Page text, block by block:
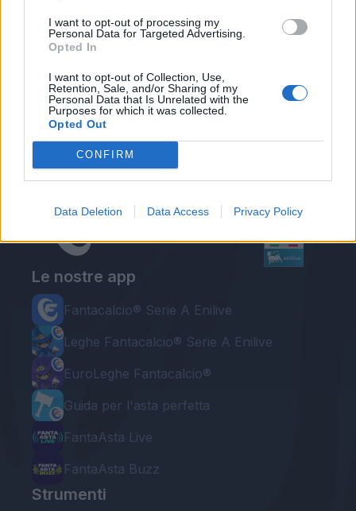
I want to opt-out of processing my
Personal Data for Targeted Advertising.
Opted In
I want to opt-out of Collection, Use,
Retention, Sale, and/or Sharing of my
Personal Data that Is Unrelated with the
Purposes for which it was collected.
Opted Out
CONFIRM
Data Deletion Data Access Privacy Policy
Autore
Redazione Fantacalcio.it
Le nostre app
Fantacalcio® Serie A Enilive
Leghe Fantacalcio® Serie A Enilive
EuroLeghe Fantacalcio®
Guida per l'asta perfetta
FantaAsta Live
FantaAsta Buzz
Strumenti